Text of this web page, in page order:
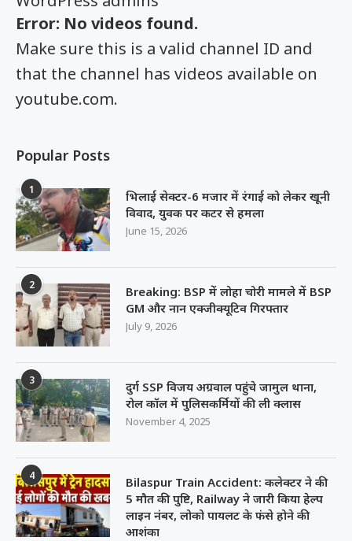
Error: No videos found.
Make sure this is a valid channel ID and
that the channel has videos available on
youtube.com.
Popular Posts
1
भिलाई सेक्टर-6 मजार में रंगाई को लेकर खूनी
विवाद, युवक पर कटर से हमला
June 15, 2026
2
Breaking: BSP में लोहा चोरी मामले में BSP
GM और नान एक्जीक्यूटिव गिरफ्तार
July 9, 2026
3
दुर्ग SSP विजय अग्रवाल पहुंचे जामुल थाना,
रोल कॉल में पुलिसकर्मियों की ली क्लास
November 4, 2025
4
Bilaspur Train Accident: कलेक्टर ने की
5 मौत की पुष्टि, Railway ने जारी किया हेल्प
लाइन नंबर, लोको पायलट के फंसे होने की
आशंका